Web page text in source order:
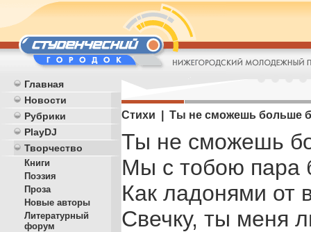
Главная
Новости
Рубрики
PlayDJ
Творчество
Книги
Поэзия
Проза
Новые авторы
Литературный
форум
Стихи | Ты не сможешь больше
Ты не сможешь
Мы с тобою пара
Как ладонями от
Свечку, ты меня